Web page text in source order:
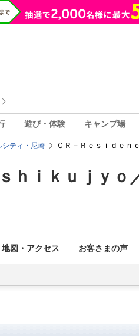
遊び・体験 キャンプ場
シティ・尼崎 ＣＲ－Ｒｅｓｉｄｅ
ｈｉｋｕｊｙｏ
地図・アクセス お客さまの声